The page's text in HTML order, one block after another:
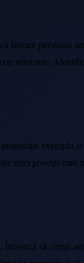
fiecare persoană
relevante.
exemplu
mici povești
să citești